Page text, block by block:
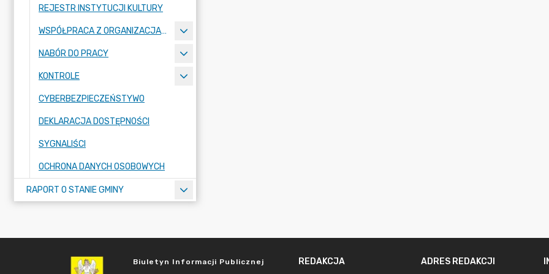
REJESTR INSTYTUCJI KULTURY
WSPÓŁPRACA Z ORGANIZACJAMI POZARZĄDOWYMI
NABÓR DO PRACY
KONTROLE
CYBERBEZPIECZEŃSTYWO
DEKLARACJA DOSTĘPNOŚCI
SYGNALIŚCI
OCHRONA DANYCH OSOBOWYCH
RAPORT O STANIE GMINY
Biuletyn Informacji Publicznej REDAKCJA ADRES REDAKCJI